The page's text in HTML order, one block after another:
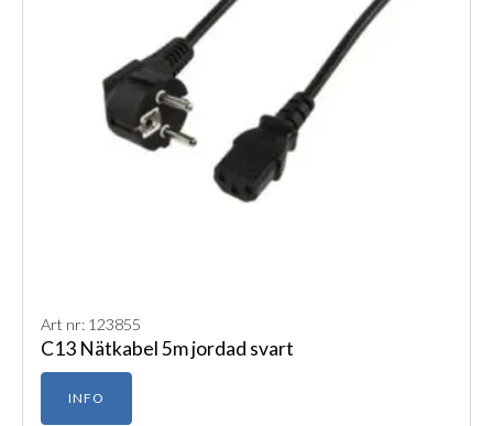
Art nr: 123855
C13 Nätkabel 5m jordad svart
INFO